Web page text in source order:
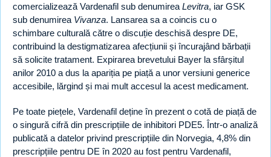
comercializează Vardenafil sub denumirea Levitra, iar GSK
sub denumirea Vivanza. Lansarea sa a coincis cu o
schimbare culturală către o discuție deschisă despre DE,
contribuind la destigmatizarea afecțiunii și încurajând bărbații
să solicite tratament. Expirarea brevetului Bayer la sfârșitul
anilor 2010 a dus la apariția pe piață a unor versiuni generice
accesibile, lărgind și mai mult accesul la acest medicament.
Pe toate piețele, Vardenafil deține în prezent o cotă de piață de
o singură cifră din prescripțiile de inhibitori PDE5. Într-o analiză
publicată a datelor privind prescripțiile din Norvegia, 4,8% din
prescripțiile pentru DE în 2020 au fost pentru Vardenafil,